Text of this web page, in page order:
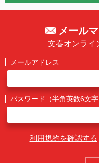
メール
文春オンライ
メールアドレス
パスワード（半角英数6文字
利用規約を確認する